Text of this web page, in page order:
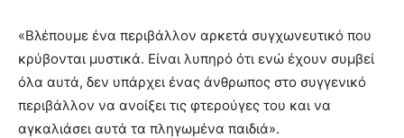
«Βλέπουμε ένα περιβάλλον αρκετά συγχωνευτικό που
κρύβονται μυστικά. Είναι λυπηρό ότι ενώ έχουν συμβεί
όλα αυτά, δεν υπάρχει ένας άνθρωπος στο συγγενικό
περιβάλλον να ανοίξει τις φτερούγες του και να
αγκαλιάσει αυτά τα πληγωμένα παιδιά».